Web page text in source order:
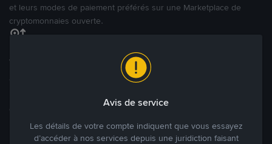
et leurs modes de paiement préférés sur une Marketplace de
cryptomonnaies ouverte.
Tradez à des prix avantageux pour vous
Tradez des cryptos en étant libres d’acheter et de vendre à votre
des annonces commerciales pour fixer vos propres prix.
Blog P2P Voir plus
Avis de service
Les détails de votre compte indiquent que vous essayez
d’accéder à nos services depuis une juridiction faisant